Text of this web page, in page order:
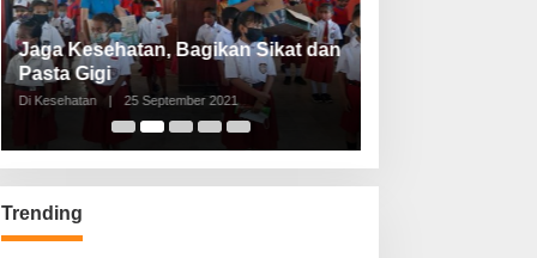
Jaga Kesehatan, Bagikan Sikat dan
Pasta Gigi
Di Kesehatan | 25 September 2021
Trending